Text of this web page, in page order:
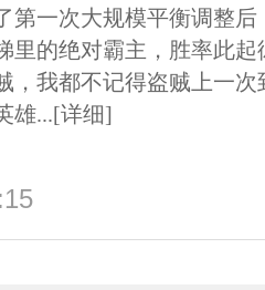
第一次大规模平衡调整
里的绝对霸主，胜率此
，我都不记得盗贼上一
雄...[详细]